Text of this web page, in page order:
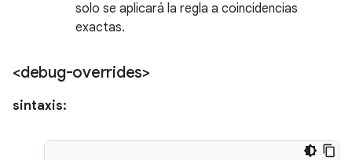
solo se aplicará la regla a coincidencias
exactas.
<debug-overrides>
sintaxis: